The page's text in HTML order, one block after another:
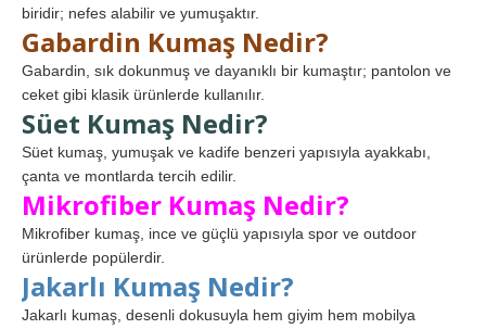
biridir; nefes alabilir ve yumuşaktır.
Gabardin Kumaş Nedir?
Gabardin, sık dokunmuş ve dayanıklı bir kumaştır; pantolon ve
ceket gibi klasik ürünlerde kullanılır.
Süet Kumaş Nedir?
Süet kumaş, yumuşak ve kadife benzeri yapısıyla ayakkabı,
çanta ve montlarda tercih edilir.
Mikrofiber Kumaş Nedir?
Mikrofiber kumaş, ince ve güçlü yapısıyla spor ve outdoor
ürünlerde popülerdir.
Jakarlı Kumaş Nedir?
Jakarlı kumaş, desenli dokusuyla hem giyim hem mobilya